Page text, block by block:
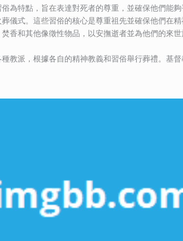
為特點，旨在表達對死者的尊重，並確保他們能
儀式。這些習俗的核心是尊重祖先並確保他們在
香和其他像徵性物品，以安撫逝者並為他們的來世
教派，根據各自的精神教義和習俗舉行葬禮。基